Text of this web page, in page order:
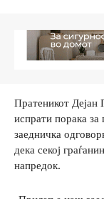
Пратеникот Дејан
испрати порака
заедничка
дека секој
напредок.